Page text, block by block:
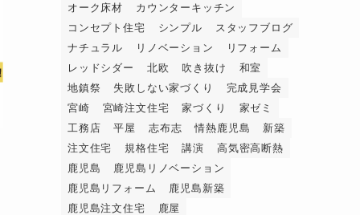
オーク床材
カウンターキッチン
コンセプト住宅
シンプル
スタッフブログ
ナチュラル
リノベーション
リフォーム
レッドシダー
北欧 吹き抜け
和室
地鎮祭
失敗しない家づくり
完成見学会
宮崎
宮崎注文住宅 家づくり
家ゼミ
工務店
平屋 志布志 情熱鹿児島
新築
注文住宅
規格住宅 講演
高気密高断熱
鹿児島
鹿児島リノベーション
鹿児島リフォーム
鹿児島新築
鹿児島注文住宅
鹿屋